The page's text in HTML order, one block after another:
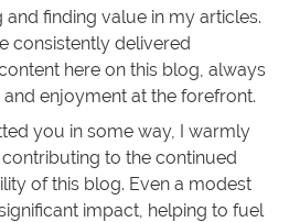
finding value in my articles.
consistently delivered
here on this blog, always
enjoyment at the forefront.
you in some way, I warmly
to the continued
of this blog. Even a modest
impact, helping to fuel